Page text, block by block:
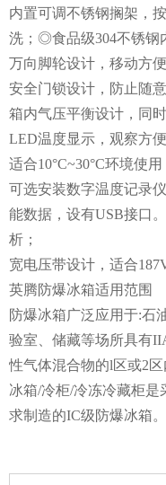
内置可调不锈钢搁架，
洗；◎食品级304不锈钢
万向脚轮设计，移动方便
安全门锁设计，防止随意
箱内气压平衡设计，同
LED温度显示，观察方
适合10°C~30°C环境使用
可选安装数字温度记录
能数据，设有USB接口
析；
宽电压带设计，适合
英腾防爆冰箱适用范围
防爆冰箱广泛应用于:石
验室、储藏等场所具有
性气体混合物的l区或2
冰箱/冷柜/冷冻冷藏柜
求制造的IC级防爆冰箱。